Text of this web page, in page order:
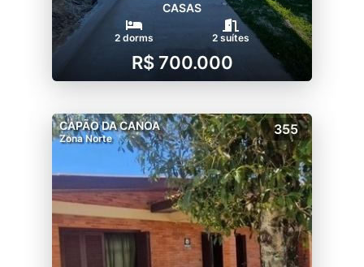
CASAS
2 dorms 2 suítes
R$ 700.000
CAPÃO DA CANOA
Zona Norte
355